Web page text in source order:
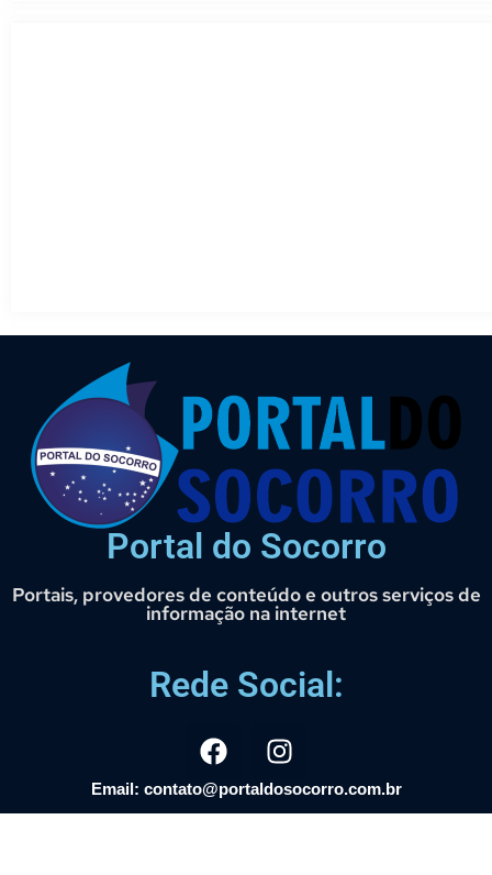
Portal do Socorro
Portais, provedores de conteúdo e outros serviços de
informação na internet
Rede Social:
Email: contato@portaldosocorro.com.br